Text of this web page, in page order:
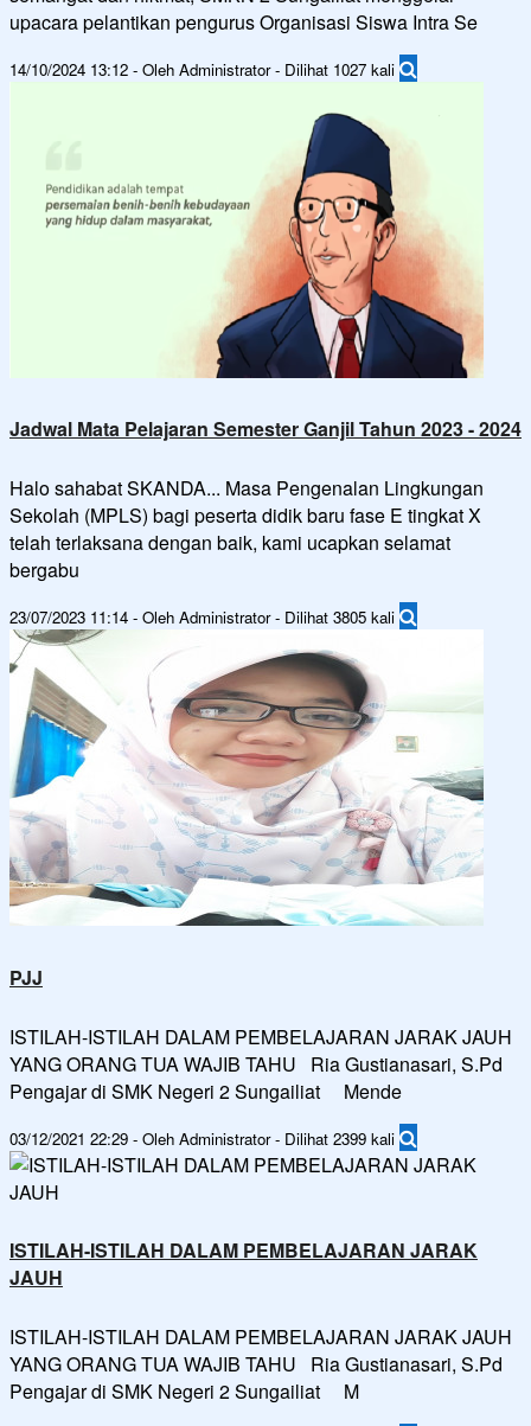
upacara pelantikan pengurus Organisasi Siswa Intra Se
14/10/2024 13:12 - Oleh Administrator - Dilihat 1027 kali
Jadwal Mata Pelajaran Semester Ganjil Tahun 2023 - 2024
Halo sahabat SKANDA... Masa Pengenalan Lingkungan
Sekolah (MPLS) bagi peserta didik baru fase E tingkat X
telah terlaksana dengan baik, kami ucapkan selamat
bergabu
23/07/2023 11:14 - Oleh Administrator - Dilihat 3805 kali
PJJ
ISTILAH-ISTILAH DALAM PEMBELAJARAN JARAK JAUH
YANG ORANG TUA WAJIB TAHU Ria Gustianasari, S.Pd
Pengajar di SMK Negeri 2 Sungailiat Mende
03/12/2021 22:29 - Oleh Administrator - Dilihat 2399 kali
ISTILAH-ISTILAH DALAM PEMBELAJARAN JARAK
JAUH
ISTILAH-ISTILAH DALAM PEMBELAJARAN JARAK JAUH
YANG ORANG TUA WAJIB TAHU Ria Gustianasari, S.Pd
Pengajar di SMK Negeri 2 Sungailiat M